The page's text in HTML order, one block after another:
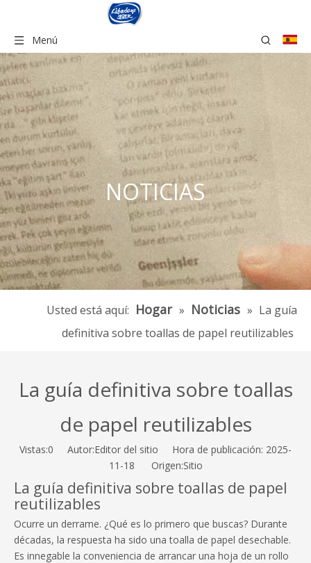
Menú
NOTICIAS
Usted está aquí: Hogar » Noticias » La guía
definitiva sobre toallas de papel reutilizables
La guía definitiva sobre toallas
de papel reutilizables
Vistas:0 Autor:Editor del sitio Hora de publicación: 2025-
11-18 Origen:Sitio
La guía definitiva sobre toallas de papel
reutilizables
Ocurre un derrame. ¿Qué es lo primero que buscas? Durante
décadas, la respuesta ha sido una toalla de papel desechable.
Es innegable la conveniencia de arrancar una hoja de un rollo